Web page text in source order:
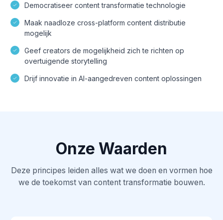
Democratiseer content transformatie technologie
Maak naadloze cross-platform content distributie
mogelijk
Geef creators de mogelijkheid zich te richten op
overtuigende storytelling
Drijf innovatie in AI-aangedreven content oplossingen
Onze Waarden
Deze principes leiden alles wat we doen en vormen hoe
we de toekomst van content transformatie bouwen.